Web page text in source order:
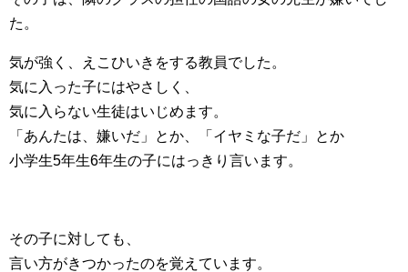
た。
気が強く、えこひいきをする教員でした。
気に入った子にはやさしく、
気に入らない生徒はいじめます。
「あんたは、嫌いだ」とか、「イヤミな子だ」とか
小学生5年生6年生の子にはっきり言います。
その子に対しても、
言い方がきつかったのを覚えています。